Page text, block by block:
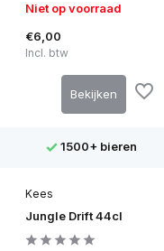
Niet op voorraad
€6,00
Incl. btw
Bekijken
1500+ bieren
Kees
Jungle Drift 44cl